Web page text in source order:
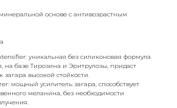
основе с антивозрастным
уникальная без силиконовая формула
на базе Тирозина и Эритрулозы, придаст
загара высокой стойкости.
мощный усилитель загара, способствует
меланина, без необходимости